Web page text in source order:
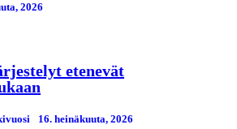
2026
etenevät
16. heinäkuuta, 2026